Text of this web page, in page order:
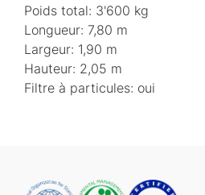
Poids total: 3'600 kg
Longueur: 7,80 m
Largeur: 1,90 m
Hauteur: 2,05 m
Filtre à particules: oui